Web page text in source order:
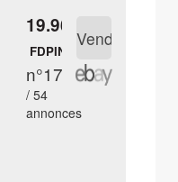
19.96 €
FDPIN
n°17
/ 54
annonces